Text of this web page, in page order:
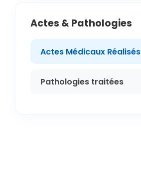
Actes & Pathologies
Actes Médicaux Réalisés
Pathologies traitées